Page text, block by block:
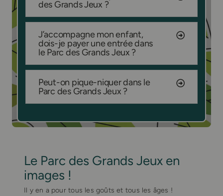
des Grands Jeux ?
J’accompagne mon enfant,
dois-je payer une entrée dans
le Parc des Grands Jeux ?
Peut-on pique-niquer dans le
Parc des Grands Jeux ?
Le Parc des Grands Jeux en
images !
Il y en a pour tous les goûts et tous les âges !